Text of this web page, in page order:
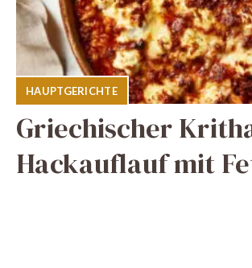
HAUPTGERICHTE
Griechischer
Hackauflauf mit